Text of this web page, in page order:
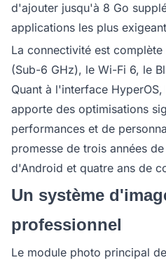
d'ajouter jusqu'à 8 Go
applications les plus
La connectivité est
(Sub-6 GHz), le Wi-Fi 6, le
Quant à l'interface
apporte des optimisations
performances et de
promesse de trois années
d'Android et quatre ans de
Un système
professionnel
Le module photo principal